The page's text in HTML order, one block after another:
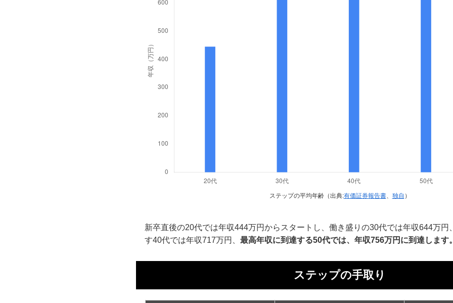
ステップの平均年齢（出典:有価証券報告書、 独自 ）
新卒直後の20代では年収444万円からスタートし、働き盛りの30代では年収644万円
す40代では年収717万円、 最高年収に到達する50代では、年収756万円に到達します。
ステップの手取り